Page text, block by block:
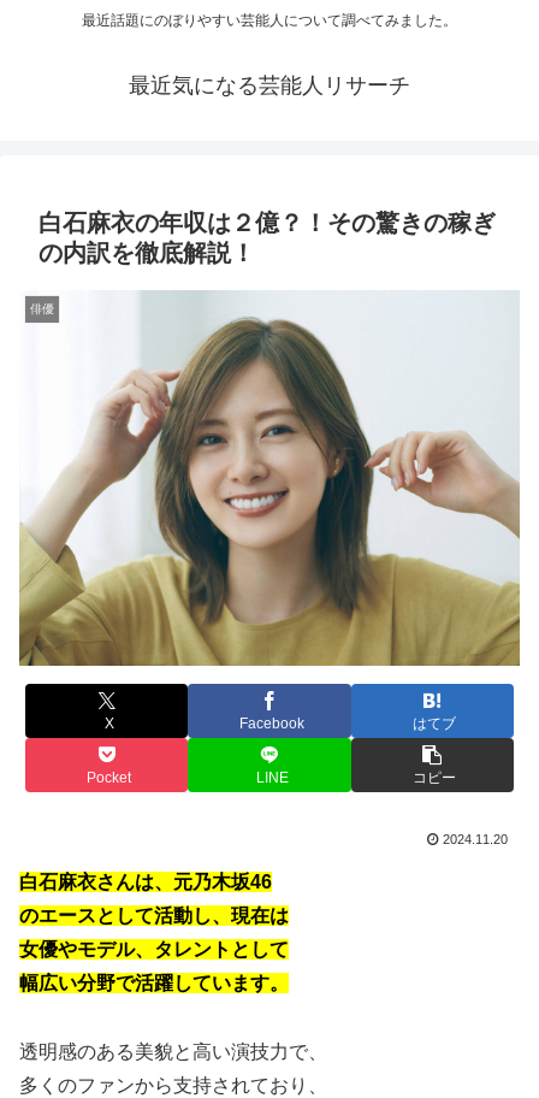
最近話題にのぼりやすい芸能人について調べてみました。
最近気になる芸能人リサーチ
白石麻衣の年収は２億？！その驚きの稼ぎ
の内訳を徹底解説！
俳優
X Facebook はてブ
Pocket LINE コピー
2024.11.20
白石麻衣さんは、元乃木坂46
のエースとして活動し、現在は
女優やモデル、タレントとして
幅広い分野で活躍しています。
透明感のある美貌と高い演技力で、
多くのファンから支持されており、